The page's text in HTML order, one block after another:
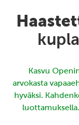
Kasvu
arvokasta
hyväksi.